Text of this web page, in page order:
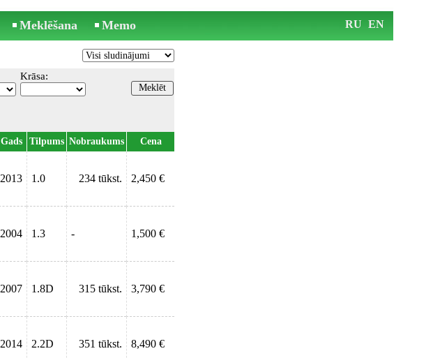
Meklēšana Memo RU EN
Krāsa:
Gads Tilpums Nobraukums Cena
2013 1.0 234 tūkst. 2,450 €
2004 1.3 - 1,500 €
2007 1.8D 315 tūkst. 3,790 €
2014 2.2D 351 tūkst. 8,490 €